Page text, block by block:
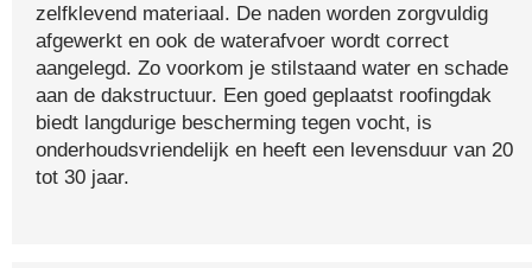
zelfklevend materiaal. De naden worden zorgvuldig
afgewerkt en ook de waterafvoer wordt correct
aangelegd. Zo voorkom je stilstaand water en schade
aan de dakstructuur. Een goed geplaatst roofingdak
biedt langdurige bescherming tegen vocht, is
onderhoudsvriendelijk en heeft een levensduur van 20
tot 30 jaar.